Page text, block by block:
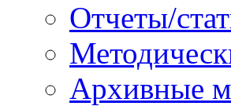
Отчеты/
Архивные